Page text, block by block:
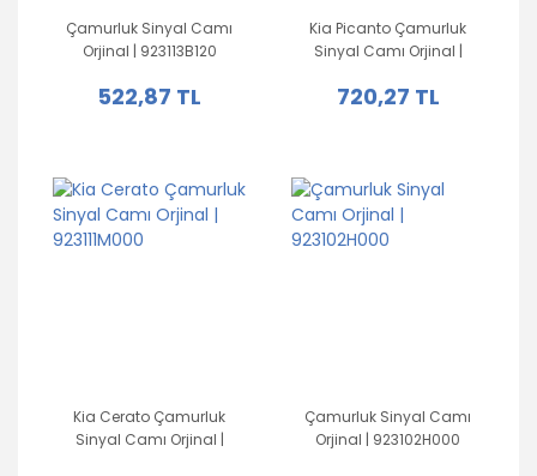
Çamurluk Sinyal Camı
Orjinal | 923113B120
522,87 TL
Kia Picanto Çamurluk
Sinyal Camı Orjinal |
720,27 TL
Kia Cerato Çamurluk
Sinyal Camı Orjinal |
Çamurluk Sinyal Camı
Orjinal | 923102H000